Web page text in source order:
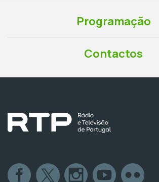
Programação
Contactos